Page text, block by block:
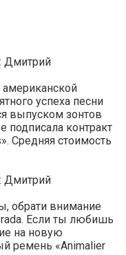
Дмитрий
американской
успеха песни
выпуском зонтов
подписала контракт
Средняя стоимость
Дмитрий
обрати внимание
Если ты любишь
на новую
ремень «Animalier